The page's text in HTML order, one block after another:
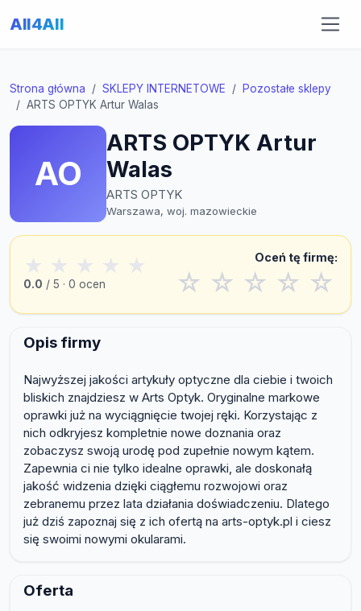
All4All
Strona główna SKLEPY INTERNETOWE
Pozostałe sklepy
ARTS OPTYK Artur Walas
AO
ARTS OPTYK Artur
Walas
ARTS OPTYK
Warszawa, woj. mazowieckie
★ ★ ★ ★ ★
0.0 / 5 · 0 ocen
Oceń tę firmę:
☆ ☆ ☆ ☆ ☆
Opis firmy
Najwyższej jakości artykuły optyczne dla ciebie i twoich
bliskich znajdziesz w Arts Optyk. Oryginalne markowe
oprawki już na wyciągnięcie twojej ręki. Korzystając z
nich odkryjesz kompletnie nowe doznania oraz
zobaczysz swoją urodę pod zupełnie nowym kątem.
Zapewnia ci nie tylko idealne oprawki, ale doskonałą
jakość widzenia dzięki ciągłemu rozwojowi oraz
zebranemu przez lata działania doświadczeniu. Dlatego
już dziś zapoznaj się z ich ofertą na arts-optyk.pl i ciesz
się swoimi nowymi okularami.
Oferta